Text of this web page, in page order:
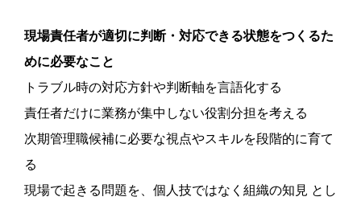
現場責任者が適切に判断・対応できる状態をつくるた
めに必要なこと
トラブル時の対応方針や判断軸を言語化する
責任者だけに業務が集中しない役割分担を考える
次期管理職候補に必要な視点やスキルを段階的に育て
る
現場で起きる問題を、個人技ではなく組織の知見 とし